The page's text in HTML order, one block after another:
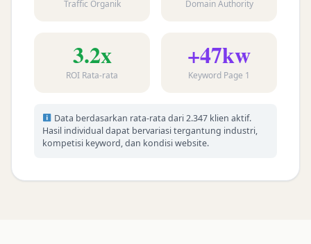
Traffic Organik Domain Authority
3.2x
ROI Rata-rata
+47kw
Keyword Page 1
Data berdasarkan rata-rata dari 2.347 klien aktif.
Hasil individual dapat bervariasi tergantung industri,
kompetisi keyword, dan kondisi website.